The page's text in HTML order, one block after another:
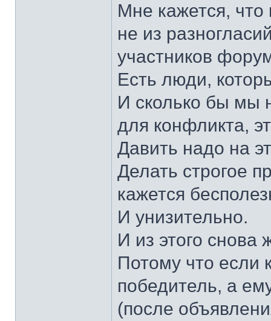
Мне кажется,
не из
участников
Есть люди,
И сколько бы мы
для конфликта,
Давить надо на
Делать строгое
кажется
И унизительно.
И из этого снова
Потому что если
победитель, а
(после